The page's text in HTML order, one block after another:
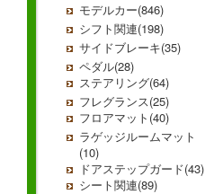
モデルカー(846)
シフト関連(198)
サイドブレーキ(35)
ペダル(28)
ステアリング(64)
フレグランス(25)
フロアマット(40)
ラゲッジルームマット
(10)
ドアステップガード(43)
シート関連(89)